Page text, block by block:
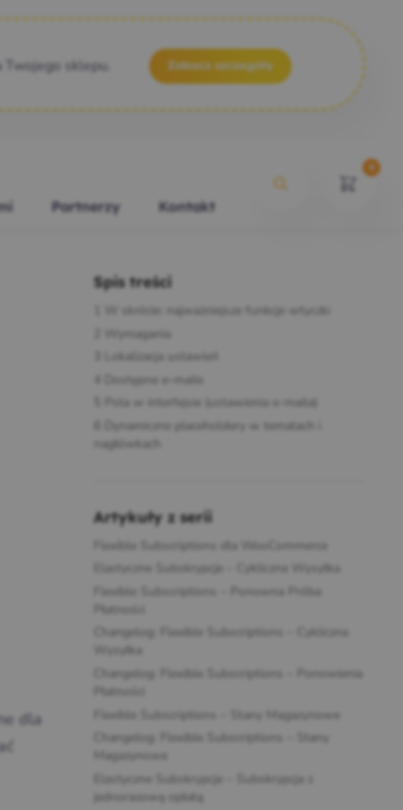
Twojego sklepu. Zobacz szczegóły
Partnerzy Kontakt
dla
Spis treści
W skrócie: najważniejsze funkcje wtyczki
Wymagania
Lokalizacja ustawień
Dostępne e‑maile
Pola w interfejsie (ustawienia e‑maila)
Dynamiczne placeholdery w tematach i
nagłówkach
Artykuły z serii
Flexible Subscriptions dla WooCommerce
Elastyczne Subskrypcje – Cykliczna Wysyłka
Flexible Subscriptions – Ponowna Próba
Płatności
Changelog: Flexible Subscriptions – Cykliczna
Changelog: Flexible Subscriptions – Ponowienia
Płatności
Flexible Subscriptions – Stany Magazynowe
Changelog: Flexible Subscriptions – Stany
Magazynowe
Elastyczne Subskrypcje – Subskrypcja z
jednorazową opłatą